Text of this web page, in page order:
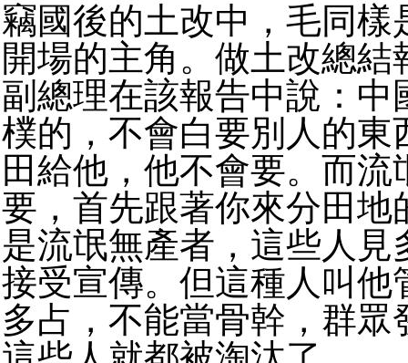
竊國後的土改中，毛同樣
開場的主角。做土改總結
副總理在該報告中說：中
樸的，不會白要別人的東
田給他，他不會要。而流
要，首先跟著你來分田地
是流氓無產者，這些人見
接受宣傳。但這種人叫他
多占，不能當骨幹，群眾